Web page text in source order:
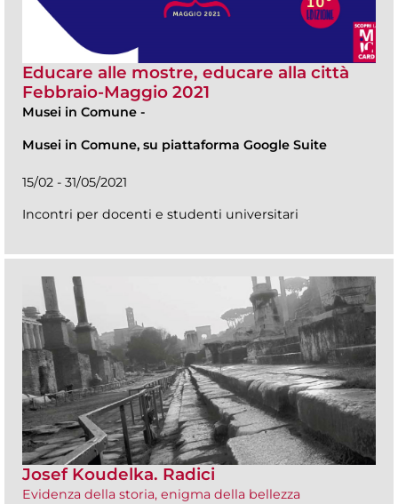
Educare alle mostre, educare alla città
Febbraio-Maggio 2021
Musei in Comune -
Musei in Comune, su piattaforma Google Suite
15/02 - 31/05/2021
Incontri per docenti e studenti universitari
Josef Koudelka. Radici
Evidenza della storia, enigma della bellezza